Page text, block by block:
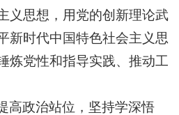
义思想，用党的创新理论武
新时代中国特色社会主义思
炼党性和指导实践、推动工
高政治站位，坚持学深悟